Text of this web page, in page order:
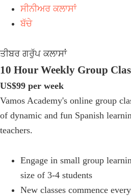
ਸੀਨੀਅਰ ਕਲਾਸਾਂ
ਬੱਚੇ
ਤੀਬਰ ਗਰੁੱਪ ਕਲਾਸਾਂ
10 Hour Weekly Group
US$99 per week
Vamos Academy's online group
of dynamic and fun Spanish
teachers.
Engage in small group
size of 3-4 students
New classes commence